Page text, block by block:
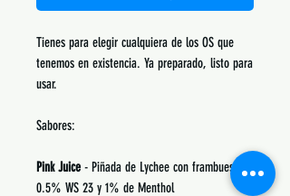
Tienes para elegir cualquiera de los OS que
tenemos en existencia. Ya preparado, listo para
usar.
Sabores:
Pink Juice - Piñada de Lychee con frambuesa.
0.5% WS 23 y 1% de Menthol